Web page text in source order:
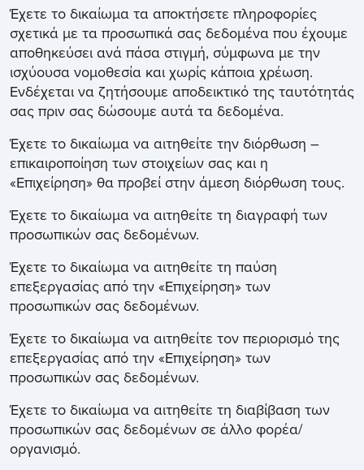
Έχετε το δικαίωμα τα αποκτήσετε πληροφορίες
σχετικά με τα προσωπικά σας δεδομένα που έχουμε
αποθηκεύσει ανά πάσα στιγμή, σύμφωνα με την
ισχύουσα νομοθεσία και χωρίς κάποια χρέωση.
Ενδέχεται να ζητήσουμε αποδεικτικό της ταυτότητάς
σας πριν σας δώσουμε αυτά τα δεδομένα.
Έχετε το δικαίωμα να αιτηθείτε την διόρθωση –
επικαιροποίηση των στοιχείων σας και η
«Επιχείρηση» θα προβεί στην άμεση διόρθωση τους.
Έχετε το δικαίωμα να αιτηθείτε τη διαγραφή των
προσωπικών σας δεδομένων.
Έχετε το δικαίωμα να αιτηθείτε τη παύση
επεξεργασίας από την «Επιχείρηση» των
προσωπικών σας δεδομένων.
Έχετε το δικαίωμα να αιτηθείτε τον περιορισμό της
επεξεργασίας από την «Επιχείρηση» των
προσωπικών σας δεδομένων.
Έχετε το δικαίωμα να αιτηθείτε τη διαβίβαση των
προσωπικών σας δεδομένων σε άλλο φορέα/
οργανισμό.